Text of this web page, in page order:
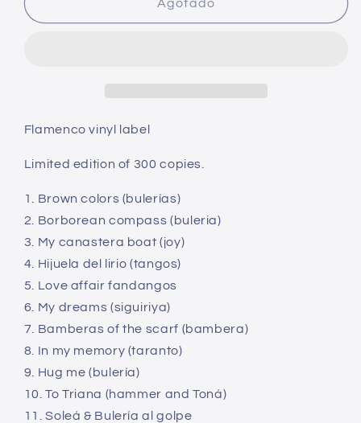
Colors
Colors
Agotado
Flamenco vinyl label
Limited edition of 300 copies.
1. Brown colors (bulerías)
2. Borborean compass (buleria)
3. My canastera boat (joy)
4. Hijuela del lirio (tangos)
5. Love affair fandangos
6. My dreams (siguiriya)
7. Bamberas of the scarf (bambera)
8. In my memory (taranto)
9. Hug me (bulería)
10. To Triana (hammer and Toná)
11. Soleá & Bulería al golpe